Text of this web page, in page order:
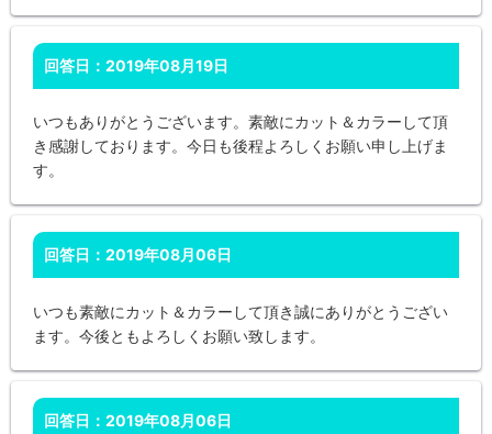
回答日：2019年08月19日
いつもありがとうございます。素敵にカット＆カラーして頂
き感謝しております。今日も後程よろしくお願い申し上げま
す。
回答日：2019年08月06日
いつも素敵にカット＆カラーして頂き誠にありがとうござい
ます。今後ともよろしくお願い致します。
回答日：2019年08月06日